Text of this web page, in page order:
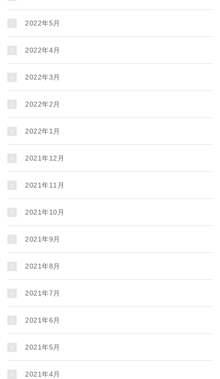
2022年5月
2022年4月
2022年3月
2022年2月
2022年1月
2021年12月
2021年11月
2021年10月
2021年9月
2021年8月
2021年7月
2021年6月
2021年5月
2021年4月